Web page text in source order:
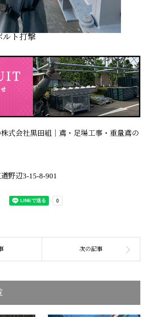
ルト打撃
式会社黒田組｜鳶・足場工事・重量鳶の
野辺3-15-8-901